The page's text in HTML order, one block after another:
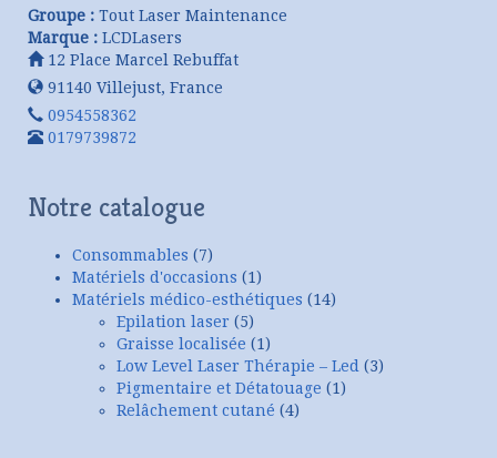
Groupe : Tout Laser Maintenance
Marque : LCDLasers
12 Place Marcel Rebuffat
91140 Villejust, France
0954558362
0179739872
Notre catalogue
Consommables (7)
Matériels d'occasions (1)
Matériels médico-esthétiques (14)
Epilation laser (5)
Graisse localisée (1)
Low Level Laser Thérapie – Led (3)
Pigmentaire et Détatouage (1)
Relâchement cutané (4)